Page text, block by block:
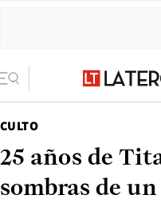
CULTO
25 años de
sombras de